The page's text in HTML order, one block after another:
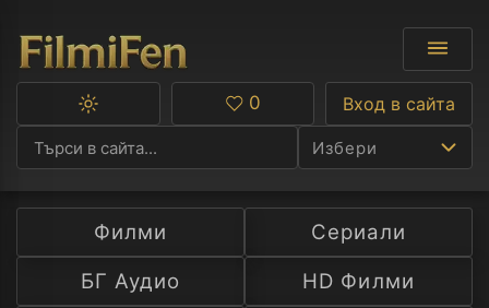
Избери
Ф
С
Превключване
тъмна
тема
Любими
0 Вход в сайта
Филми
Сериали
БГ Аудио
HD Филми